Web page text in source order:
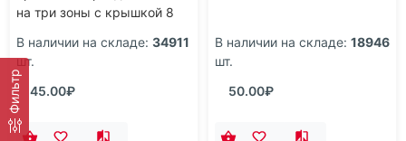
Фильтр
на три зоны с крышкой 8
В наличии на складе: 34911
шт.
45.00₽
В наличии на складе: 18946
шт.
50.00₽